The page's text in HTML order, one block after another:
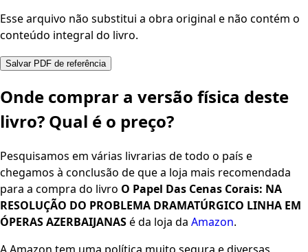
Esse arquivo não substitui a obra original e não contém o
conteúdo integral do livro.
Salvar PDF de referência
Onde comprar a versão física deste
livro? Qual é o preço?
Pesquisamos em várias livrarias de todo o país e
chegamos à conclusão de que a loja mais recomendada
para a compra do livro O Papel Das Cenas Corais: NA
RESOLUÇÃO DO PROBLEMA DRAMATÚRGICO LINHA EM
ÓPERAS AZERBAIJANASé da loja da Amazon.